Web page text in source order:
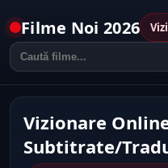
Filme Noi 2026
Vizionare
Subtitrate/